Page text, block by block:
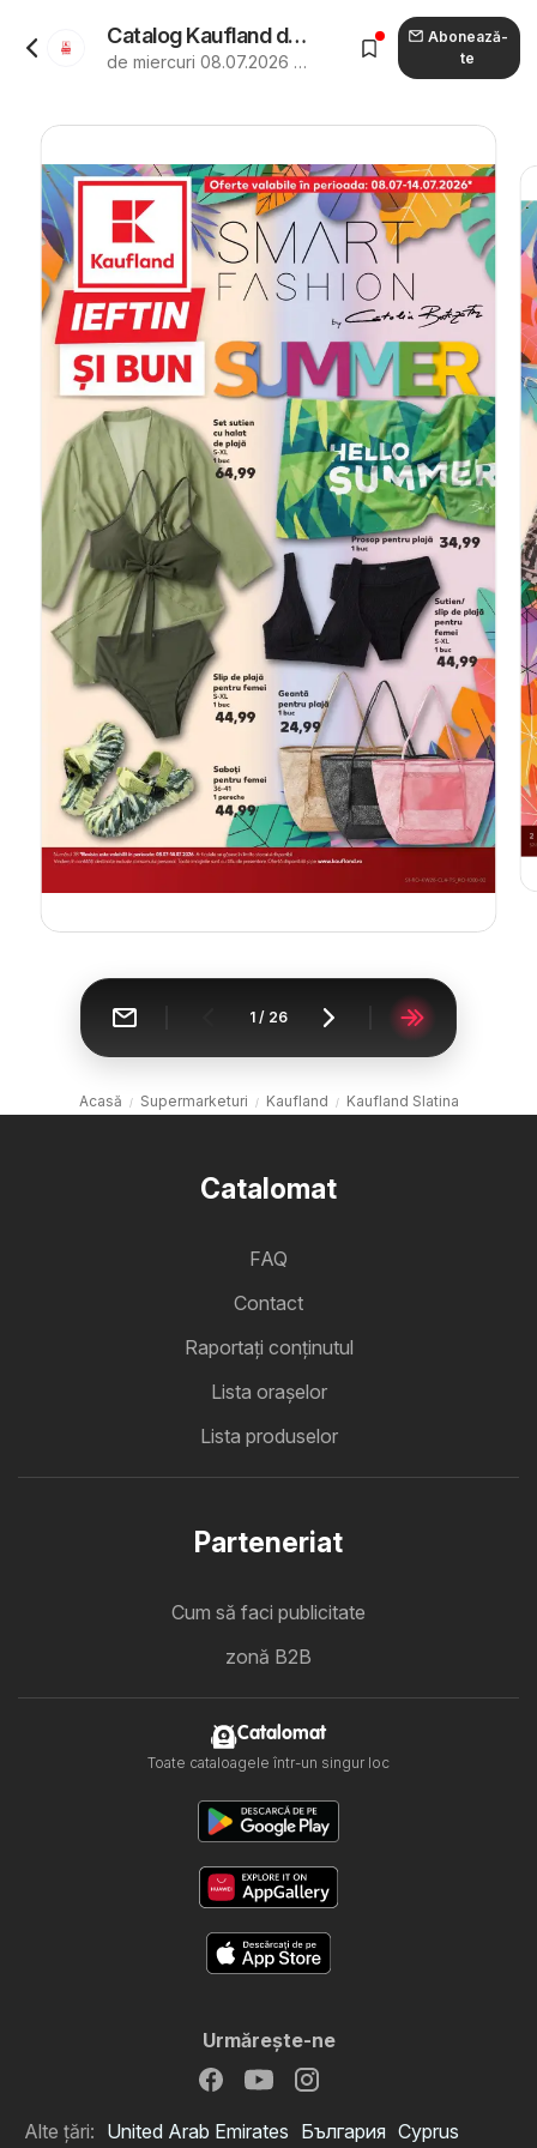
Catalog Kaufland de la 08.07.2026 - Revista "Kaufland Slatina"
de miercuri 08.07.2026 până marți 14.07.2026
Abonează-
te
1 / 26
Acasă Supermarketuri Kaufland Kaufland Slatina
Catalomat
FAQ
Contact
Raportați conținutul
Lista oraşelor
Lista produselor
Parteneriat
Cum să faci publicitate
zonă B2B
Catalomat
Toate cataloagele într-un singur loc
Urmăreşte-ne
Alte țări: United Arab Emirates България Cyprus